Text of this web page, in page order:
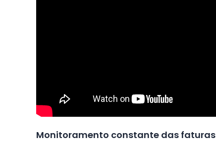
Monitoramento constante das faturas